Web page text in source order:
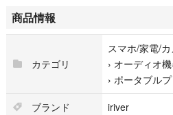
商品情報
カテゴリ
スマホ/家電/カ
› オーディオ
› ポータブル
ブランド
iriver